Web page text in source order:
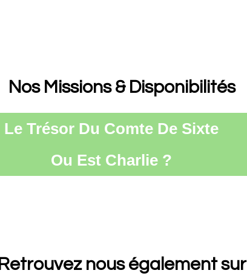
Nos Missions & Disponibilités
Le Trésor Du Comte De Sixte
Ou Est Charlie ?
Retrouvez nous également sur